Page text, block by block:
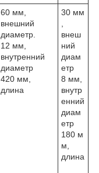
60 мм,
внешний
диаметр.
12 мм,
внутренний
диаметр
420 мм,
длина
30 мм
внеш
ний
диам
етр
8 мм,
внутр
енний
диам
етр
180 м
м,
длина